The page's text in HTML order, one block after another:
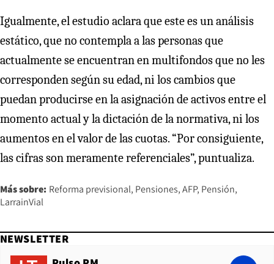
Igualmente, el estudio aclara que este es un análisis
estático, que no contempla a las personas que
actualmente se encuentran en multifondos que no les
corresponden según su edad, ni los cambios que
puedan producirse en la asignación de activos entre el
momento actual y la dictación de la normativa, ni los
aumentos en el valor de las cuotas. “Por consiguiente,
las cifras son meramente referenciales”, puntualiza.
Más sobre: Reforma previsional Pensiones AFP Pensión
LarrainVial
NEWSLETTER